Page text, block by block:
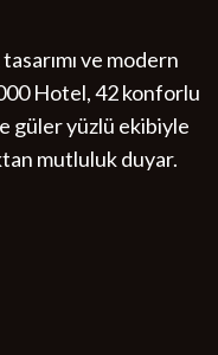
ve modern
Hotel, 42 konforlu
güler yüzlü ekibiyle
mutluluk duyar.